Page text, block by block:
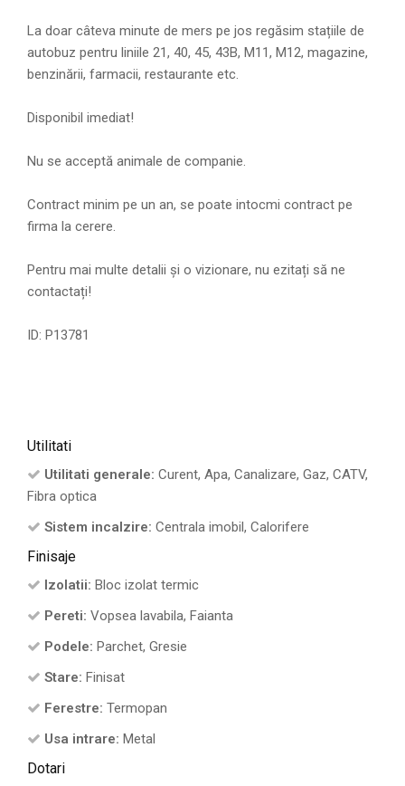
La doar câteva minute de mers pe jos regăsim stațiile de
autobuz pentru liniile 21, 40, 45, 43B, M11, M12, magazine,
benzinării, farmacii, restaurante etc.
Disponibil imediat!
Nu se acceptă animale de companie.
Contract minim pe un an, se poate intocmi contract pe
firma la cerere.
Pentru mai multe detalii și o vizionare, nu ezitați să ne
contactați!
ID: P13781
Utilitati
Utilitati generale: Curent, Apa, Canalizare, Gaz, CATV,
Fibra optica
Sistem incalzire: Centrala imobil, Calorifere
Finisaje
Izolatii: Bloc izolat termic
Pereti: Vopsea lavabila, Faianta
Podele: Parchet, Gresie
Stare: Finisat
Ferestre: Termopan
Usa intrare: Metal
Dotari